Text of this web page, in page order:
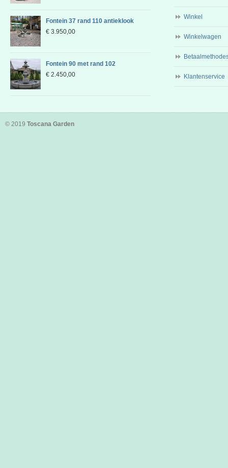
Fontein 37 rand 110 antieklook
€ 3.950,00
Fontein 90 met rand 102
€ 2.450,00
Winkel
Winkelwagen
Klantenservice
© 2019 Toscana Garden